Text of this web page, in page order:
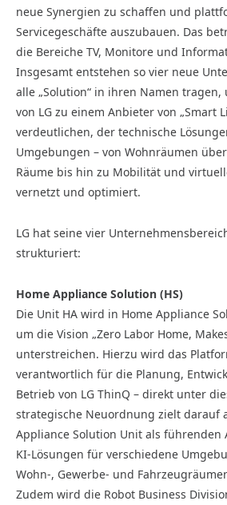
neue Synergien zu schaffen und
Servicegeschäfte auszubauen. Das
die Bereiche TV, Monitore und
Insgesamt entstehen so vier neue
alle „Solution“ in ihren Namen
von LG zu einem Anbieter von „Smart
verdeutlichen, der technische
Umgebungen – von Wohnräumen
Räume bis hin zu Mobilität und
vernetzt und optimiert.
LG hat seine vier
strukturiert:
Home Appliance Solution (HS)
Die Unit HA wird in Home Appliance
um die Vision „Zero Labor Home,
unterstreichen. Hierzu wird das
verantwortlich für die Planung,
Betrieb von LG ThinQ – direkt unter
strategische Neuordnung zielt darauf
Appliance Solution Unit als führenden
KI-Lösungen für verschiedene
Wohn-, Gewerbe- und
Zudem wird die Robot Business